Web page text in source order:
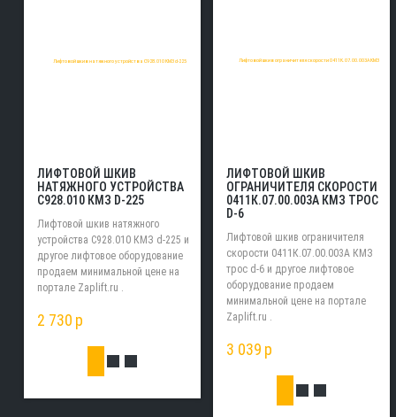
ЛИФТОВОЙ ШКИВ
НАТЯЖНОГО УСТРОЙСТВА
С928.010 КМЗ D-225
Лифтовой шкив натяжного
устройства С928.010 КМЗ d-225 и
другое лифтовое оборудование
продаем минимальной цене на
портале Zaplift.ru .
2 730 p
ЛИФТОВОЙ ШКИВ
ОГРАНИЧИТЕЛЯ СКОРОСТИ
0411К.07.00.003А КМЗ ТРОС
D-6
Лифтовой шкив ограничителя
скорости 0411К.07.00.003А КМЗ
трос d-6 и другое лифтовое
оборудование продаем
минимальной цене на портале
Zaplift.ru .
3 039 p